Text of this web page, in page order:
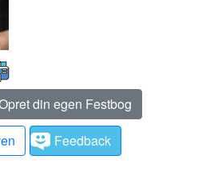
din egen Festbog
Feedback